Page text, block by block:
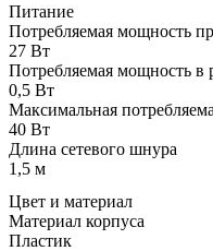
Питание
Потребляемая мощность
27 Вт
Потребляемая мощность
0,5 Вт
Максимальная
40 Вт
Длина сетевого шнура
1,5 м
Цвет и материал
Материал корпуса
Пластик